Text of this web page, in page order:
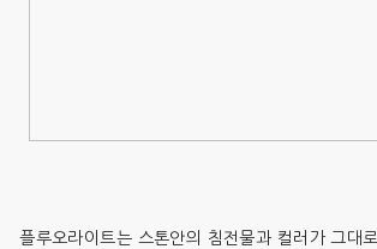
플루오라이트는 스톤안의 침전물과 컬러가 그대